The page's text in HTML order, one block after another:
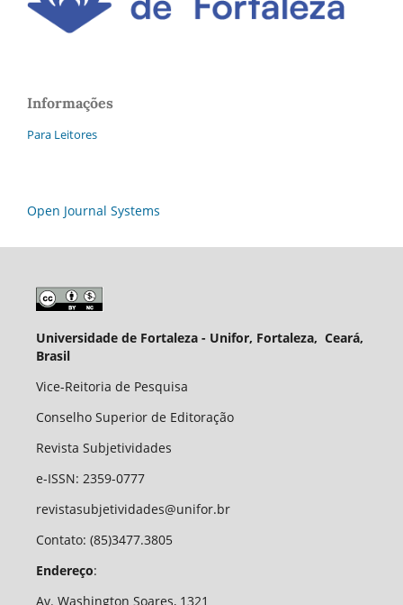
Informações
Para Leitores
Open Journal Systems
Universidade de Fortaleza - Unifor, Fortaleza, Ceará,
Brasil
Vice-Reitoria de Pesquisa
Conselho Superior de Editoração
Revista Subjetividades
e-ISSN: 2359-0777
revistasubjetividades@unifor.br
Contato: (85)3477.3805
Endereço:
Av. Washington Soares, 1321